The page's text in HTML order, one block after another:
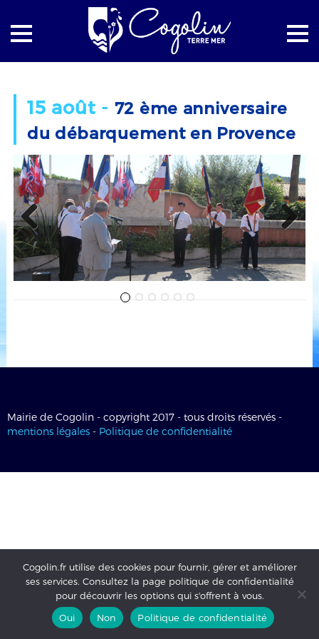
Retour sur
15 août - 72 ème anniversaire
du débarquement en Provence
Previous Next
Mairie de Cogolin - copyright 2017 - tous droits réservés -
mentions légales - Politique de confidentialité
Cogolin.fr utilise des cookies pour fournir, gérer et améliorer
ses services. Consultez la page politique de confidentialité
pour découvrir les options qui s'offrent à vous.
Oui
Non Politique de confidentialité